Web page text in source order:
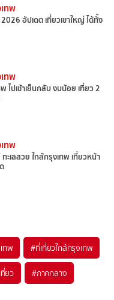
ทพ
อัปเดต เที่ยวเขาใหญ่ ได้ทั้ง
ทพ
ไปเช้าเย็นกลับ งบน้อย เที่ยว 2
ทพ
ะเลสวย ใกล้กรุงเทพ เที่ยวหน้า
ทพ #ที่เที่ยวใกล้กรุงเทพ
ยว #ภาคกลาง